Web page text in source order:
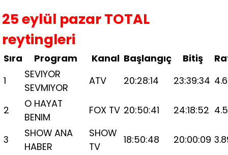
25 eylül pazar TOTAL
reytingleri
Sıra Program Kanal Başlangıç Bitiş
1
SEVIYOR
SEVMIYOR
ATV 20:28:14 23:39:34
2
O HAYAT
BENIM
FOX TV 20:50:41 24:18:52
3
SHOW ANA
HABER
SHOW
TV
18:50:48 20:00:09